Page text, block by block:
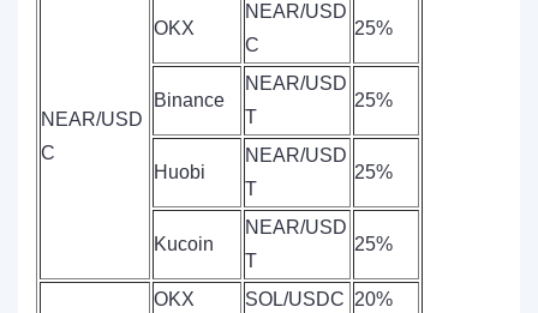
NEAR/USD
C
OKX
NEAR/USD
C
25%
Binance
NEAR/USD
T
25%
Huobi
NEAR/USD
T
25%
Kucoin
NEAR/USD
T
25%
OKX SOL/USDC 20%